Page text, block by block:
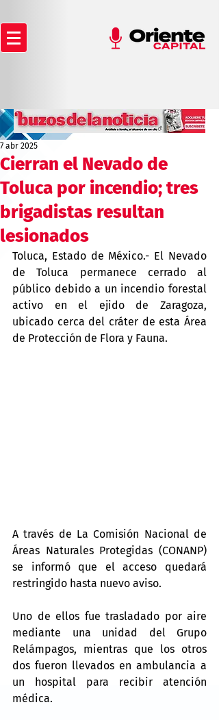
Cierran el Nevado de
Toluca por incendio; tres
brigadistas resultan
lesionados
7 abr 2025
Toluca, Estado de México.- El Nevado
de Toluca permanece cerrado al
público debido a un incendio forestal
activo en el ejido de Zaragoza,
ubicado cerca del cráter de esta Área
de Protección de Flora y Fauna.
A través de La Comisión Nacional de
Áreas Naturales Protegidas (CONANP)
se informó que el acceso quedará
restringido hasta nuevo aviso.
Uno de ellos fue trasladado por aire
mediante una unidad del Grupo
Relámpagos, mientras que los otros
dos fueron llevados en ambulancia a
un hospital para recibir atención
médica.